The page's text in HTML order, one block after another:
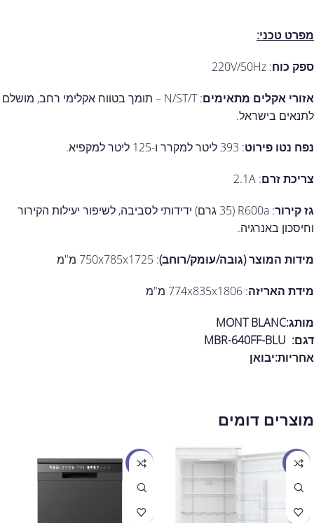
מפרט טכני:
ספק כוח: 220V/50Hz
אזורי אקלים מתאימים
: N/ST/T – תומך בטווח אקלימי רחב, מושלם
לתנאים בישראל.
נפח נטו פירוט: 393 ליטר למקרר ו-125 ליטר למקפיא.
צריכת זרם: 2.1A
גז קירור
: R600a (35 גרם) ידידותי לסביבה, לשיפור יעילות הקירור
וחיסכון באנרגיה.
מידות המוצר (גובה/עומק/רוחב): 750x785x1725 מ"מ
מידת האריזה: 774x835x1806 מ"מ
מותג:MONT BLANC
דגם: MBR-640FF-BLU
אחריות:יבואן
מוצרים דומים
מבצע מבצע